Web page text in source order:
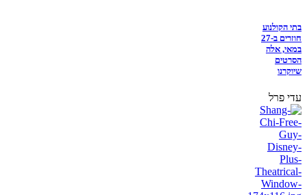
בתי הקולנוע
חוזרים ב-27
במאי, אלה
הסרטים
שיוקרנו
עדי פרל